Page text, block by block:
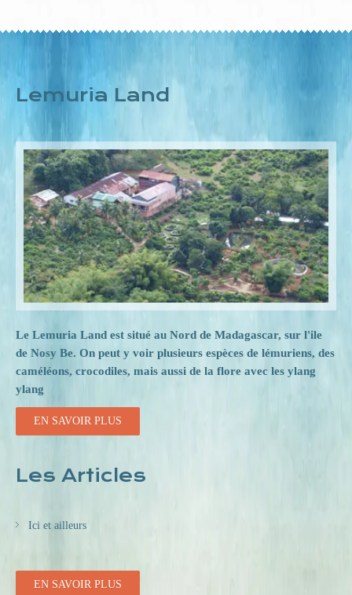
Lemuria Land
Le Lemuria Land est situé au Nord de Madagascar, sur l'ile
de Nosy Be. On peut y voir plusieurs espèces de lémuriens, des
caméléons, crocodiles, mais aussi de la flore avec les ylang
ylang
EN SAVOIR PLUS
Les Articles
Ici et ailleurs
EN SAVOIR PLUS